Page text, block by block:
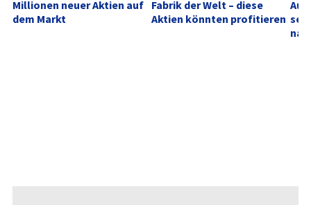
Millionen neuer Aktien auf
dem Markt
Fabrik der Welt – diese
Aktien könnten profitieren